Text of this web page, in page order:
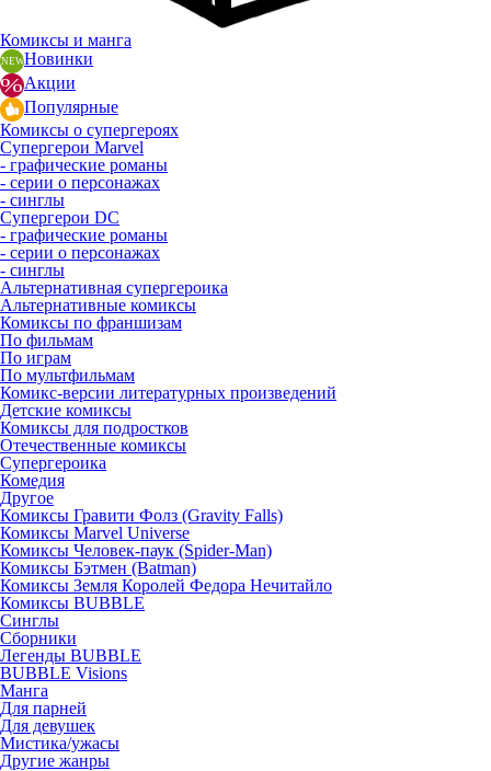
Комиксы и манга
Новинки
Акции
Популярные
Комиксы о супергероях
Супергерои Marvel
- графические романы
- серии о персонажах
- синглы
Супергерои DC
- графические романы
- серии о персонажах
- синглы
Альтернативная супергероика
Альтернативные комиксы
Комиксы по франшизам
По фильмам
По играм
По мультфильмам
Комикс-версии литературных произведений
Детские комиксы
Комиксы для подростков
Отечественные комиксы
Супергероика
Комедия
Другое
Комиксы Гравити Фолз (Gravity Falls)
Комиксы Marvel Universe
Комиксы Человек-паук (Spider-Man)
Комиксы Бэтмен (Batman)
Комиксы Земля Королей Федора Нечитайло
Комиксы BUBBLE
Синглы
Сборники
Легенды BUBBLE
BUBBLE Visions
Манга
Для парней
Для девушек
Мистика/ужасы
Другие жанры